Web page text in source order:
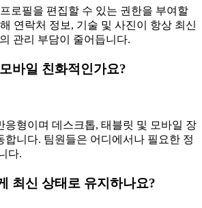
로필을 편집할 수 있는 권한을 부여할
연락처 정보, 기술 및 사진이 항상 최신
관리 부담이 줄어듭니다.
바일 친화적인가요?
응형이며 데스크톱, 태블릿 및 모바일 장
합니다. 팀원들은 어디에서나 필요한 정
다.
최신 상태로 유지하나요?